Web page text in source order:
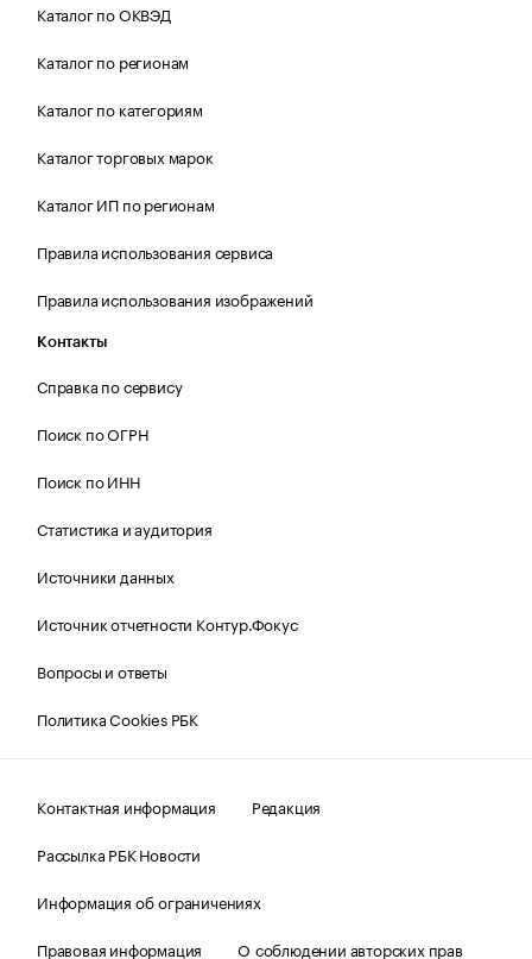
Каталог по ОКВЭД
Каталог по регионам
Каталог по категориям
Каталог торговых марок
Каталог ИП по регионам
Правила использования сервиса
Правила использования изображений
Контакты
Справка по сервису
Поиск по ОГРН
Поиск по ИНН
Статистика и аудитория
Источники данных
Источник отчетности Контур.Фокус
Вопросы и ответы
Политика Cookies РБК
Контактная информация
Редакция
Рассылка РБК Новости
Информация об ограничениях
Правовая информация
О соблюдении авторских прав